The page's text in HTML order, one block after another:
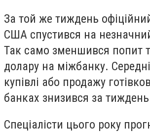
За той же тиждень
США спустився на
Так само зменшився попит
долару на міжбанку.
купівлі або продажу
банках знизився за тиждень
Спеціалісти цього року